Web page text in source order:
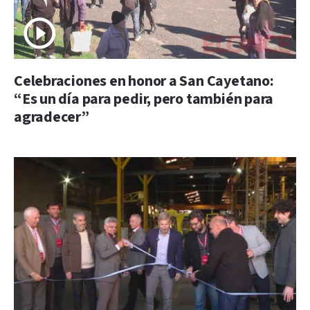
Celebraciones en honor a San Cayetano:
“Es un día para pedir, pero también para
agradecer”